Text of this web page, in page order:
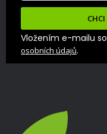
Vložením e-mailu
osobních údajů.